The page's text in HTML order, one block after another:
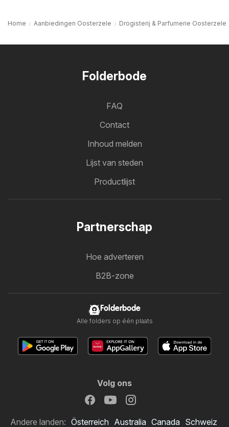
Home Aanbiedingen Oosterzele Drogisterij & Parfumerie Oosterzele
Folderbode
FAQ
Contact
Inhoud melden
Lijst van steden
Productlijst
Partnerschap
Hoe adverteren
B2B-zone
Folderbode
Alle folders op één plaats
Volg ons
Andere landen: Österreich Australia Canada Schweiz